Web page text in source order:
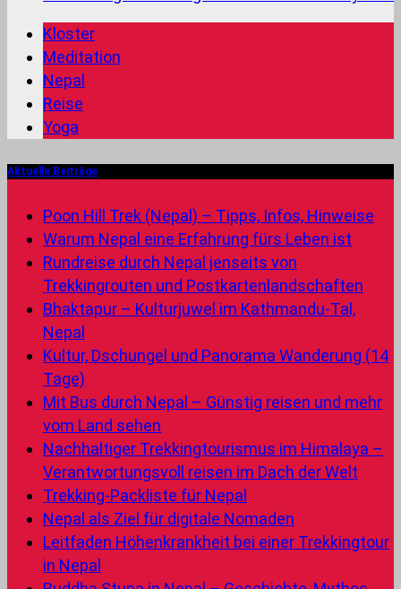
Kloster
Meditation
Nepal
Reise
Yoga
Aktuelle Beiträge
Poon Hill Trek (Nepal) – Tipps, Infos, Hinweise
Warum Nepal eine Erfahrung fürs Leben ist
Rundreise durch Nepal jenseits von
Trekkingrouten und Postkartenlandschaften
Bhaktapur – Kulturjuwel im Kathmandu-Tal,
Nepal
Kultur, Dschungel und Panorama Wanderung (14
Tage)
Mit Bus durch Nepal – Günstig reisen und mehr
vom Land sehen
Nachhaltiger Trekkingtourismus im Himalaya –
Verantwortungsvoll reisen im Dach der Welt
Trekking-Packliste für Nepal
Nepal als Ziel für digitale Nomaden
Leitfaden Höhenkrankheit bei einer Trekkingtour
in Nepal